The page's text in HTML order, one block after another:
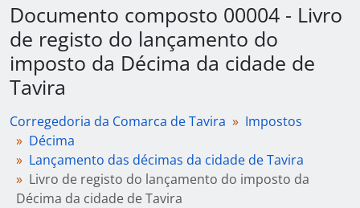
Documento composto 00004 - Livro
de registo do lançamento do
imposto da Décima da cidade de
Tavira
Corregedoria da Comarca de Tavira
Impostos
Décima
Lançamento das décimas da cidade de Tavira
Livro de registo do lançamento do imposto da
Décima da cidade de Tavira